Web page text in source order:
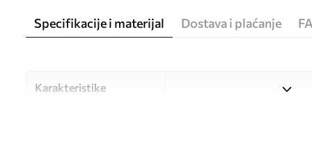
Specifikacije i materijal Dostava i plaćanje
Karakteristike